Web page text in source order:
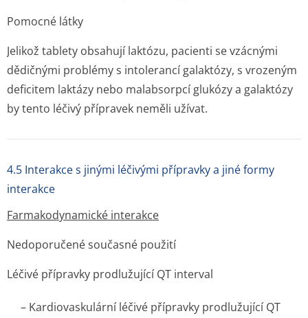
Pomocné látky
Jelikož tablety obsahují laktózu, pacienti se vzácnými
dědičnými problémy s intolerancí galaktózy, s vrozeným
deficitem laktázy nebo malabsorpcí glukózy a galaktózy
by tento léčivý přípravek neměli užívat.
4.5 Interakce s jinými léčivými přípravky a jiné formy
interakce
Farmakodynamické interakce
Nedoporučené současné použití
Léčivé přípravky prodlužující QT interval
– Kardiovaskulární léčivé přípravky prodlužující QT